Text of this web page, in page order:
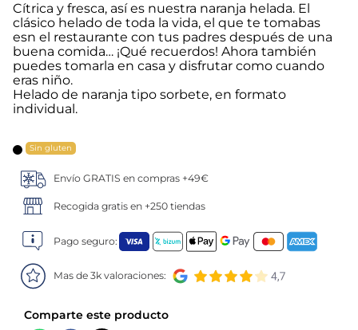
Cítrica y fresca, así es nuestra naranja helada. El
clásico helado de toda la vida, el que te tomabas
esn el restaurante con tus padres después de una
buena comida… ¡Qué recuerdos! Ahora también
puedes tomarla en casa y disfrutar como cuando
eras niño.
Helado de naranja tipo sorbete, en formato
individual.
Sin gluten
Envío GRATIS en compras +49€
Recogida gratis en +250 tiendas
Pago seguro:
Mas de 3k valoraciones:
5. verduras
6. croquetas
7. canelones
8 gambon
9. listísimos